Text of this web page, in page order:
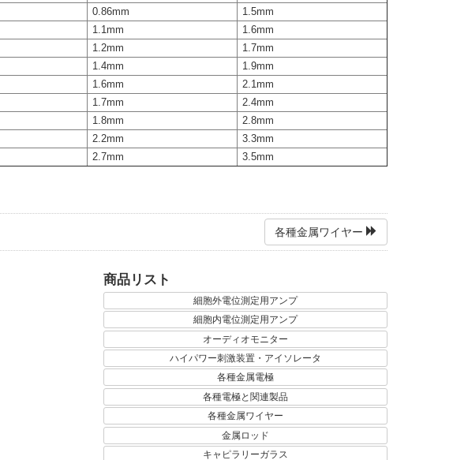
0.86mm
1.5mm
1.1mm
1.6mm
1.2mm
1.7mm
1.4mm
1.9mm
1.6mm
2.1mm
1.7mm
2.4mm
1.8mm
2.8mm
2.2mm
3.3mm
2.7mm 3.5mm
各種金属ワイヤー
商品リスト
細胞外電位測定用アンプ
細胞内電位測定用アンプ
オーディオモニター
ハイパワー刺激装置・アイソレータ
各種金属電極
各種電極と関連製品
各種金属ワイヤー
金属ロッド
キャピラリーガラス